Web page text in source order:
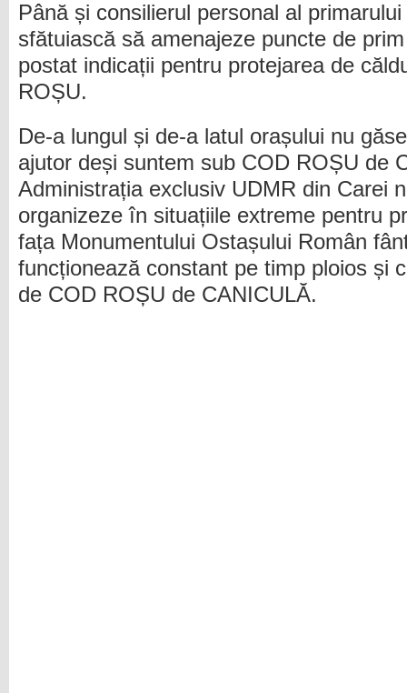
Până și consilierul personal al
sfătuiască să amenajeze puncte de
postat indicații pentru protejarea de
ROȘU.
De-a lungul și de-a latul orașului nu
ajutor deși suntem sub COD ROȘU de
Administrația exclusiv UDMR din Carei
organizeze în situațiile extreme pentru
fața Monumentului Ostașului Român
funcționează constant pe timp ploios și
de COD ROȘU de CANICULĂ.